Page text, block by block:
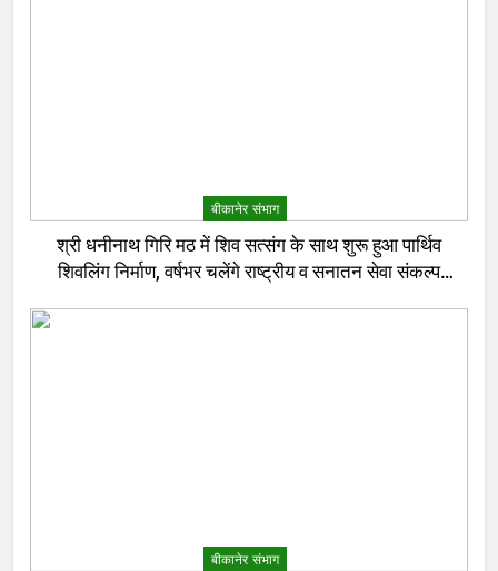
बीकानेर संभाग
श्री धनीनाथ गिरि मठ में शिव सत्संग के साथ शुरू हुआ पार्थिव
शिवलिंग निर्माण, वर्षभर चलेंगे राष्ट्रीय व सनातन सेवा संकल्प
बीकानेर संभाग